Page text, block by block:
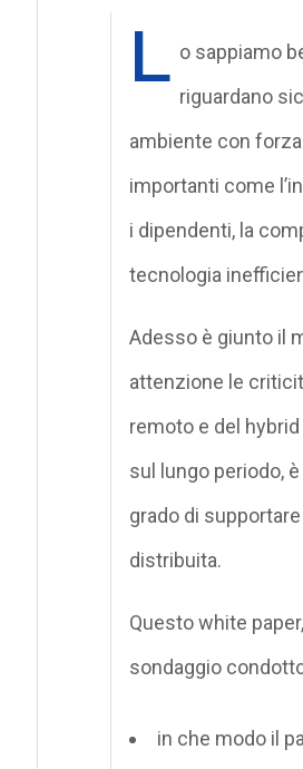
L o sappiamo
riguardano
ambiente con
importanti come
i dipendenti, la
tecnologia
Adesso è giunto il
attenzione le
remoto e del
sul lungo periodo,
grado di
distribuita.
Questo white
sondaggio
in che modo il